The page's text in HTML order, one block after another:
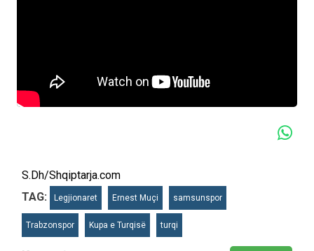
S.Dh/Shqiptarja.com
TAG:
Legjionaret Ernest Muçi samsunspor
Trabzonspor Kupa e Turqisë turqi